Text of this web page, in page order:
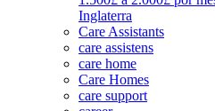
Inglaterra
Care Assistants
care assistens
care home
Care Homes
care support